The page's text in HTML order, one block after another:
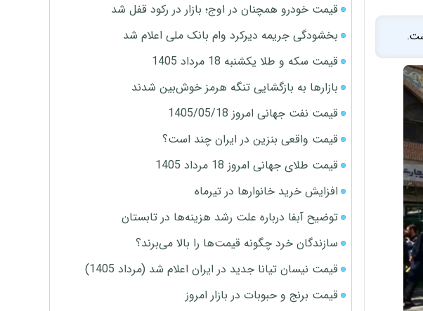
قیمت خودرو همچنان در اوج؛ بازار در رکود قفل شد
بخشودگی جریمه دیرکرد وام بانک ملی اعلام شد
قیمت سکه و طلا یکشنبه 18 مرداد 1405
بازارها به بازگشایی تنگه هرمز خوش‌بین شدند
قیمت نفت جهانی امروز 1405/05/18
قیمت واقعی بنزین در ایران چند است؟
قیمت طلای جهانی امروز 18 مرداد 1405
افزایش خرید خانوارها در تیرماه
توضیح آبفا درباره علت رشد هزینه‌ها در تابستان
سازندگان خرد چگونه قیمت‌ها را بالا می‌برند؟
قیمت نیسان تیانا جدید در ایران اعلام شد (مرداد 1405)
قیمت برنج و حبوبات در بازار امروز